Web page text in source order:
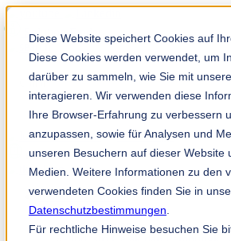
Diese Website speichert Cookies auf
Diese Cookies werden verwendet, um
darüber zu sammeln, wie Sie mit
interagieren. Wir verwenden diese
Ihre Browser-Erfahrung zu verbessern
anzupassen, sowie für Analysen und
unseren Besuchern auf dieser Website
Medien. Weitere Informationen zu den
verwendeten Cookies finden Sie in
Datenschutzbestimmungen
Für rechtliche Hinweise besuchen Sie
Solution Finder
TKM App
ms
Industri & Produk
Industri Kertas
Non-Woven